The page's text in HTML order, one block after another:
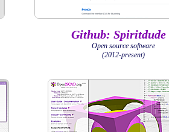
Github: Spiritdude
Open source software
(2012-present)